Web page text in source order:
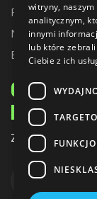
Promocje
Nowe produkty
Bestsellery
ODBIERZ
NA
Zapisz się do
witryny,
analitycznym,
innymi
lub które
Ciebie z ich